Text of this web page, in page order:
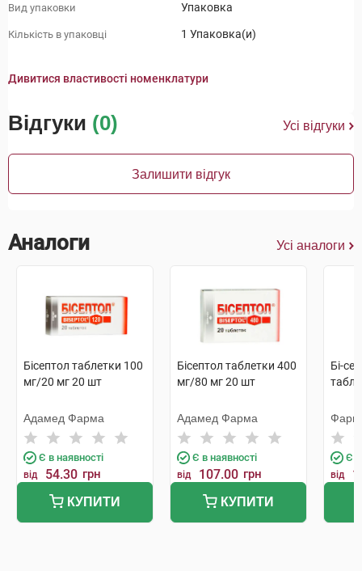
Вид упаковки Упаковка
Кількість в упаковці 1 Упаковка(и)
Дивитися властивості номенклатури
Відгуки (0) Усі відгуки
Залишити відгук
Аналоги Усі аналоги
Бісептол таблетки 100
мг/20 мг 20 шт
Адамед Фарма
Є в наявності
від 54.30 грн
КУПИТИ
Бісептол таблетки 400
мг/80 мг 20 шт
Адамед Фарма
Є в наявності
від 107.00 грн
КУПИТИ
Бі-
Є в
від